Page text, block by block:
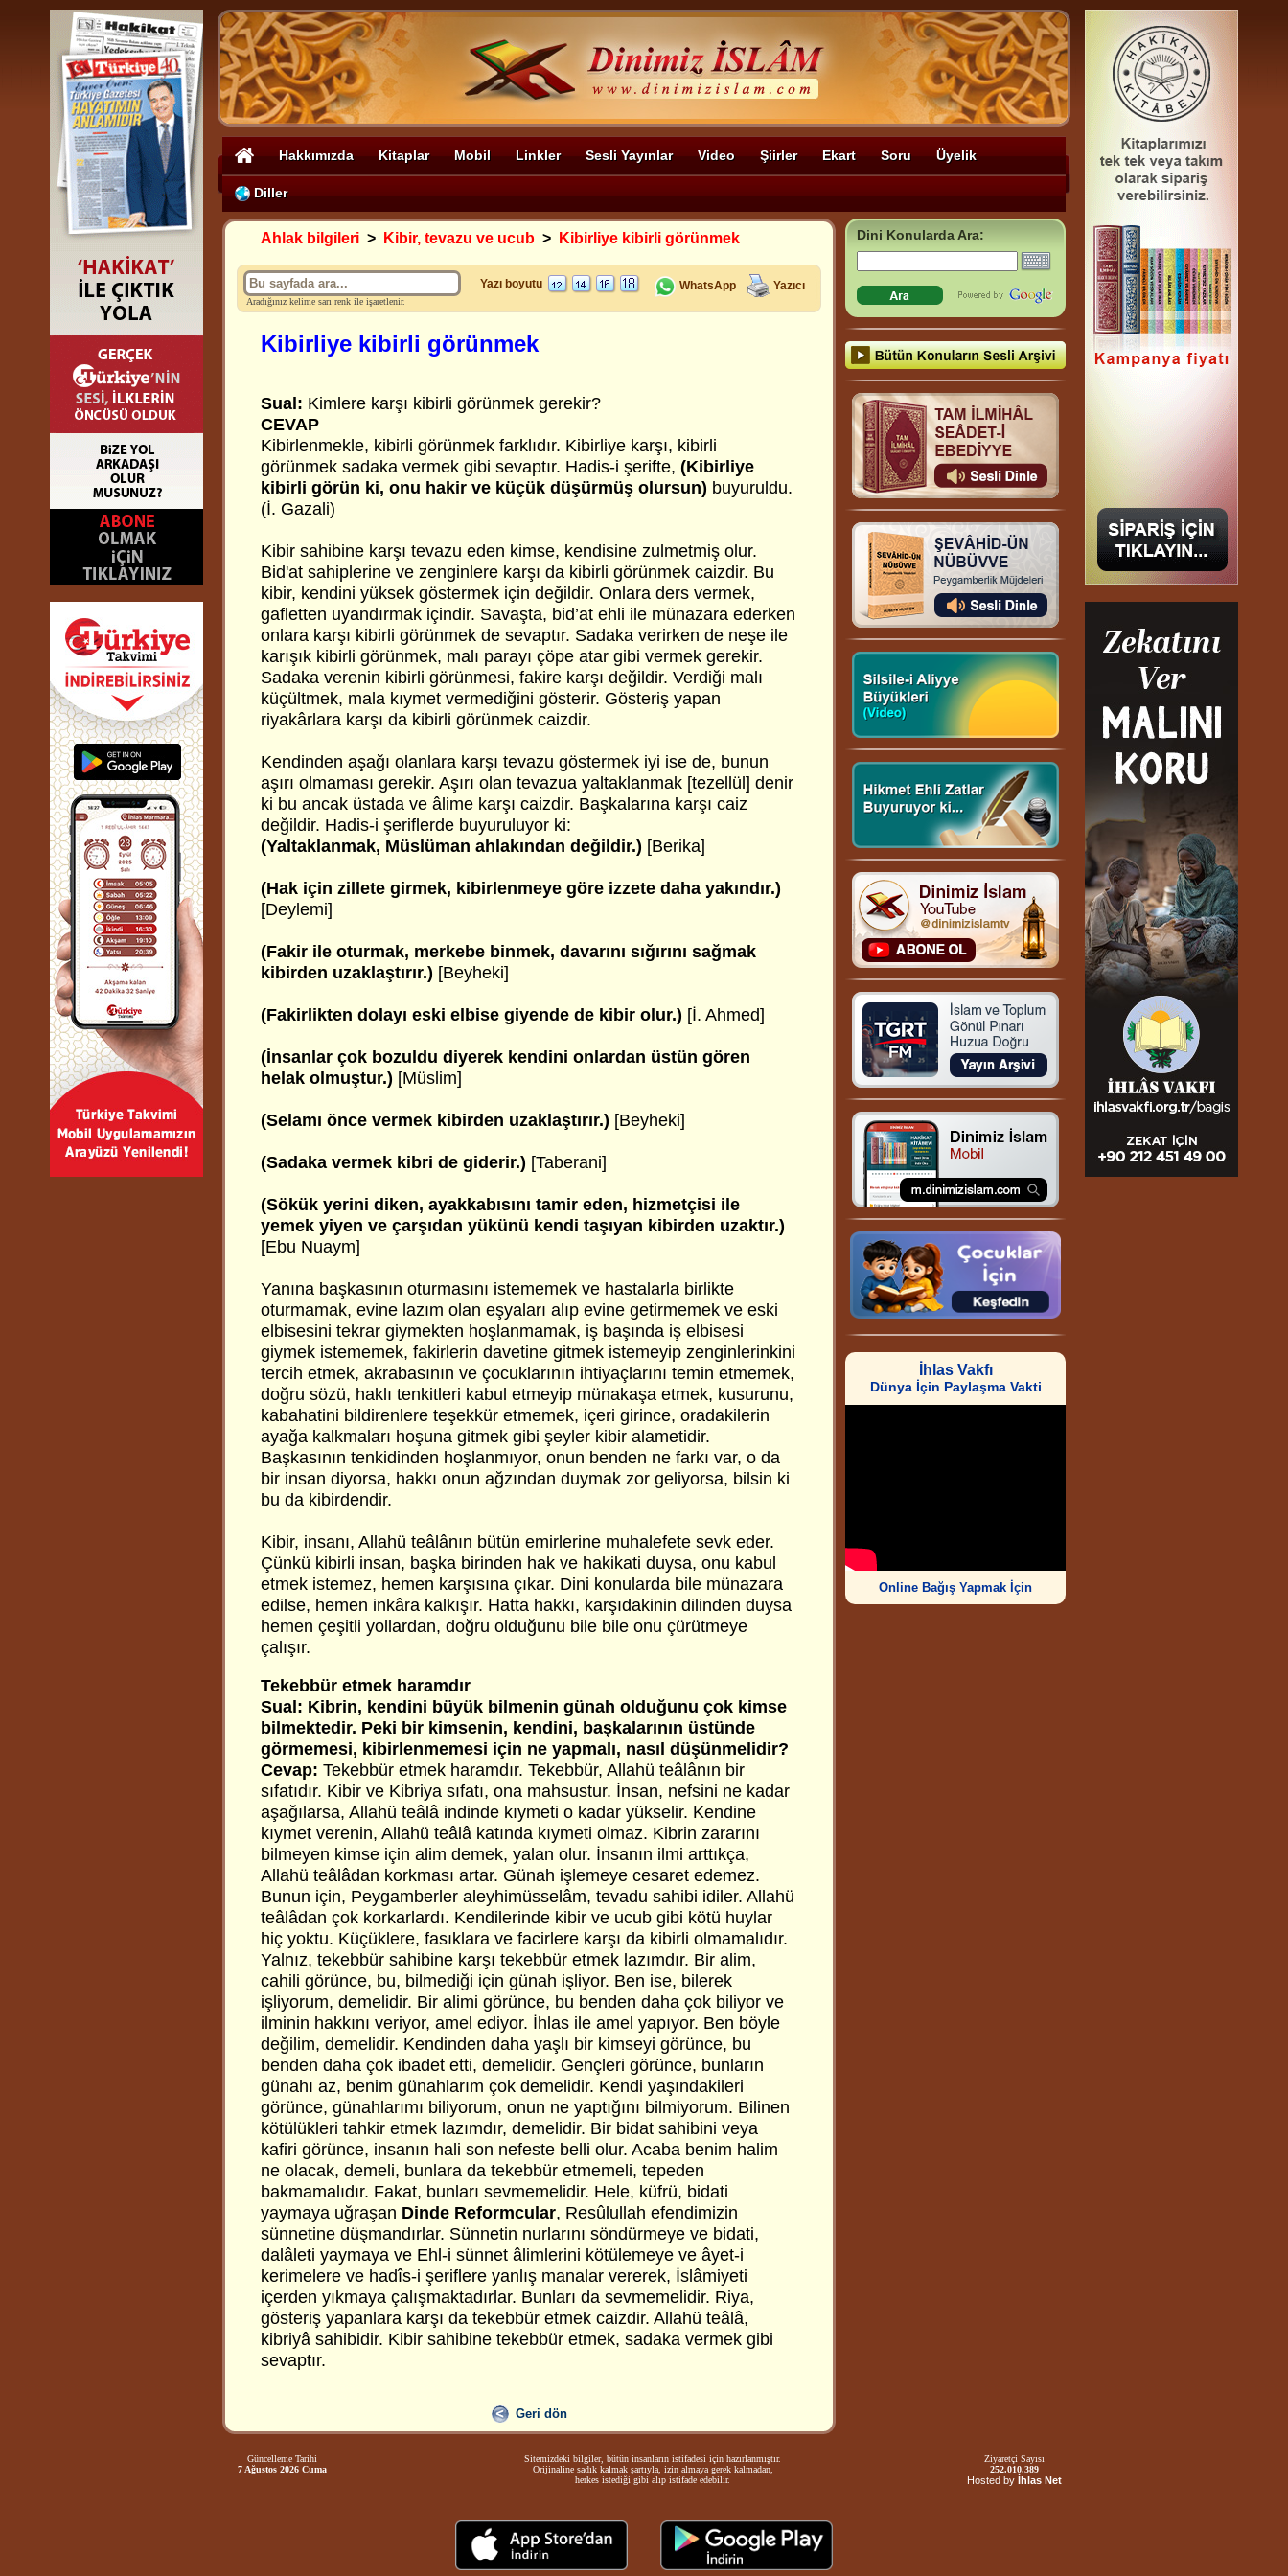
Hakkımızda Kitaplar Mobil Linkler Sesli Yayınlar Video Şiirler Ekart Soru Üyelik
Diller
Ahlak bilgileri > Kibir, tevazu ve ucub > Kibirliye kibirli görünmek
Aradığınız kelime sarı renk ile işaretlenir.
Yazı boyutu WhatsApp Yazıcı
Kibirliye kibirli görünmek
Sual: Kimlere karşı kibirli görünmek gerekir?
CEVAP
Kibirlenmekle, kibirli görünmek farklıdır. Kibirliye karşı, kibirli
görünmek sadaka vermek gibi sevaptır. Hadis-i şerifte, (Kibirliye
kibirli görün ki, onu hakir ve küçük düşürmüş olursun) buyuruldu.
(İ. Gazali)
Kibir sahibine karşı tevazu eden kimse, kendisine zulmetmiş olur.
Bid'at sahiplerine ve zenginlere karşı da kibirli görünmek caizdir. Bu
kibir, kendini yüksek göstermek için değildir. Onlara ders vermek,
gafletten uyandırmak içindir. Savaşta, bid’at ehli ile münazara ederken
onlara karşı kibirli görünmek de sevaptır. Sadaka verirken de neşe ile
karışık kibirli görünmek, malı parayı çöpe atar gibi vermek gerekir.
Sadaka verenin kibirli görünmesi, fakire karşı değildir. Verdiği malı
küçültmek, mala kıymet vermediğini gösterir. Gösteriş yapan
riyakârlara karşı da kibirli görünmek caizdir.
Kendinden aşağı olanlara karşı tevazu göstermek iyi ise de, bunun
aşırı olmaması gerekir. Aşırı olan tevazua yaltaklanmak [tezellül] denir
ki bu ancak üstada ve âlime karşı caizdir. Başkalarına karşı caiz
değildir. Hadis-i şeriflerde buyuruluyor ki:
(Yaltaklanmak, Müslüman ahlakından değildir.) [Berika]
(Hak için zillete girmek, kibirlenmeye göre izzete daha yakındır.)
[Deylemi]
(Fakir ile oturmak, merkebe binmek, davarını sığırını sağmak
kibirden uzaklaştırır.) [Beyheki]
(Fakirlikten dolayı eski elbise giyende de kibir olur.) [İ. Ahmed]
(İnsanlar çok bozuldu diyerek kendini onlardan üstün gören
helak olmuştur.) [Müslim]
(Selamı önce vermek kibirden uzaklaştırır.) [Beyheki]
(Sadaka vermek kibri de giderir.) [Taberani]
(Sökük yerini diken, ayakkabısını tamir eden, hizmetçisi ile
yemek yiyen ve çarşıdan yükünü kendi taşıyan kibirden uzaktır.)
[Ebu Nuaym]
Yanına başkasının oturmasını istememek ve hastalarla birlikte
oturmamak, evine lazım olan eşyaları alıp evine getirmemek ve eski
elbisesini tekrar giymekten hoşlanmamak, iş başında iş elbisesi
giymek istememek, fakirlerin davetine gitmek istemeyip zenginlerinkini
tercih etmek, akrabasının ve çocuklarının ihtiyaçlarını temin etmemek,
doğru sözü, haklı tenkitleri kabul etmeyip münakaşa etmek, kusurunu,
kabahatini bildirenlere teşekkür etmemek, içeri girince, oradakilerin
ayağa kalkmaları hoşuna gitmek gibi şeyler kibir alametidir.
Başkasının tenkidinden hoşlanmıyor, onun benden ne farkı var, o da
bir insan diyorsa, hakkı onun ağzından duymak zor geliyorsa, bilsin ki
bu da kibirdendir.
Kibir, insanı, Allahü teâlânın bütün emirlerine muhalefete sevk eder.
Çünkü kibirli insan, başka birinden hak ve hakikati duysa, onu kabul
etmek istemez, hemen karşısına çıkar. Dini konularda bile münazara
edilse, hemen inkâra kalkışır. Hatta hakkı, karşıdakinin dilinden duysa
hemen çeşitli yollardan, doğru olduğunu bile bile onu çürütmeye
çalışır.
Tekebbür etmek haramdır
Sual: Kibrin, kendini büyük bilmenin günah olduğunu çok kimse
bilmektedir. Peki bir kimsenin, kendini, başkalarının üstünde
görmemesi, kibirlenmemesi için ne yapmalı, nasıl düşünmelidir?
Cevap: Tekebbür etmek haramdır. Tekebbür, Allahü teâlânın bir
sıfatıdır. Kibir ve Kibriya sıfatı, ona mahsustur. İnsan, nefsini ne kadar
aşağılarsa, Allahü teâlâ indinde kıymeti o kadar yükselir. Kendine
kıymet verenin, Allahü teâlâ katında kıymeti olmaz. Kibrin zararını
bilmeyen kimse için alim demek, yalan olur. İnsanın ilmi arttıkça,
Allahü teâlâdan korkması artar. Günah işlemeye cesaret edemez.
Bunun için, Peygamberler aleyhimüsselâm, tevadu sahibi idiler. Allahü
teâlâdan çok korkarlardı. Kendilerinde kibir ve ucub gibi kötü huylar
hiç yoktu. Küçüklere, fasıklara ve facirlere karşı da kibirli olmamalıdır.
Yalnız, tekebbür sahibine karşı tekebbür etmek lazımdır. Bir alim,
cahili görünce, bu, bilmediği için günah işliyor. Ben ise, bilerek
işliyorum, demelidir. Bir alimi görünce, bu benden daha çok biliyor ve
ilminin hakkını veriyor, amel ediyor. İhlas ile amel yapıyor. Ben böyle
değilim, demelidir. Kendinden daha yaşlı bir kimseyi görünce, bu
benden daha çok ibadet etti, demelidir. Gençleri görünce, bunların
günahı az, benim günahlarım çok demelidir. Kendi yaşındakileri
görünce, günahlarımı biliyorum, onun ne yaptığını bilmiyorum. Bilinen
kötülükleri tahkir etmek lazımdır, demelidir. Bir bidat sahibini veya
kafiri görünce, insanın hali son nefeste belli olur. Acaba benim halim
ne olacak, demeli, bunlara da tekebbür etmemeli, tepeden
bakmamalıdır. Fakat, bunları sevmemelidir. Hele, küfrü, bidati
yaymaya uğraşan Dinde Reformcular, Resûlullah efendimizin
sünnetine düşmandırlar. Sünnetin nurlarını söndürmeye ve bidati,
dalâleti yaymaya ve Ehl-i sünnet âlimlerini kötülemeye ve âyet-i
kerimelere ve hadîs-i şeriflere yanlış manalar vererek, İslâmiyeti
içerden yıkmaya çalışmaktadırlar. Bunları da sevmemelidir. Riya,
gösteriş yapanlara karşı da tekebbür etmek caizdir. Allahü teâlâ,
kibriyâ sahibidir. Kibir sahibine tekebbür etmek, sadaka vermek gibi
sevaptır.
Geri dön
Dini Konularda Ara:
İhlas Vakfı
Dünya İçin Paylaşma Vakti
Online Bağış Yapmak İçin
Güncelleme Tarihi
7 Ağustos 2026 Cuma
Sitemizdeki bilgiler, bütün insanların istifadesi için hazırlanmıştır.
Orijinaline sadık kalmak şartıyla, izin almaya gerek kalmadan,
herkes istediği gibi alıp istifade edebilir.
Ziyaretçi Sayısı
252.010.389
Hosted by İhlas Net